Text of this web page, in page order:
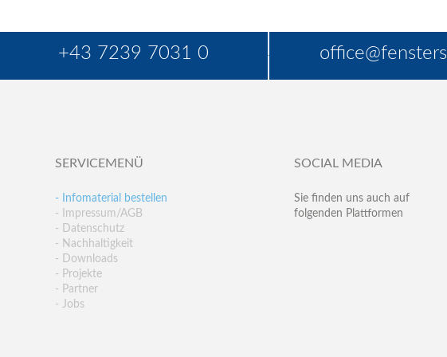
+43 7239 7031 0
SERVICEMENÜ
- Infomaterial bestellen
- Impressum/AGB
- Datenschutz
- Nachhaltigkeit
- Downloads
- Projekte
- Partner
- Jobs
SOCIAL MEDIA
Sie finden uns auch auf
folgenden Plattformen